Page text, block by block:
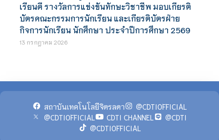
เรียนดี รางวัลการแข่งขันทักษะวิชาชีพ มอบเกียรติ
บัตรคณะกรรมการนักเรียน และเกียรติบัตรฝ่าย
กิจการนักเรียน นักศึกษา ประจำปีการศึกษา 2569
13 กรกฎาคม 2026
สถาบันเทคโนโลยีจิตรลดา
@CDTIOFFICIAL
@CDTIOFFICIAL
CDTI CHANNEL
@CDTI
@CDTIOFFICIAL